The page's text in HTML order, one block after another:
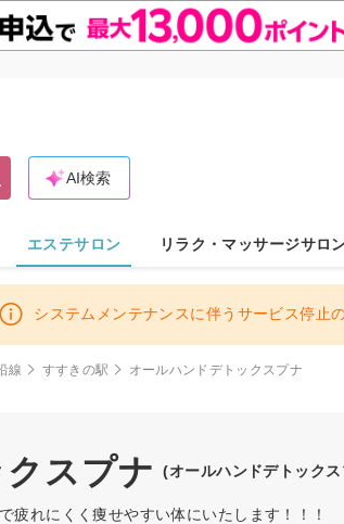
AI検索
エステサロン リラク・マッサージサロ
システムメンテナンスに伴うサービス停止
線 すすきの駅 オールハンドデトックスプナ
スプナ (オールハンドデトックス
疲れにくく痩せやすい体にいたします！！！